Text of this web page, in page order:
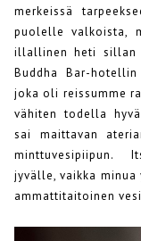
merkeissä
puolelle valkoista,
illallinen heti sillan
Buddha Bar-
joka oli reissumme
vähiten todella
sai maittavan
minttuvesipiipun.
jyvälle, vaikka
ammattitaitoinen